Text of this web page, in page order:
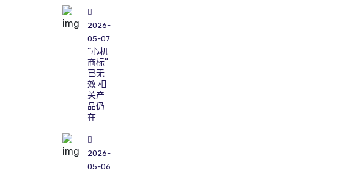
2026-
05-07
“心机
商标”
已无
效 相
关产
品仍
在
2026-
05-06